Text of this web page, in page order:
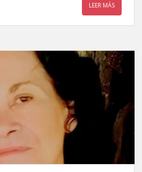
LEER MÁS